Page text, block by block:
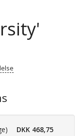
DKK 468,75